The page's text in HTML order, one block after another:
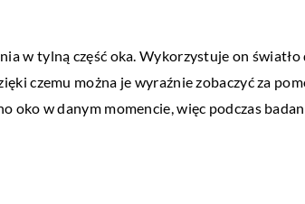
w tylną część oka. Wykorzystuje on światło
czemu można je wyraźnie zobaczyć za
oko w danym momencie, więc podczas
i wygodną odzież to
bowiem nawet
psychoanalizy, która
funkcjonowaniem
nieświadomego